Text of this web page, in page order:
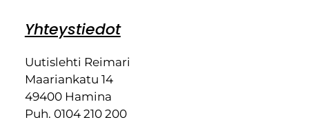
Yhteystiedot
Uutislehti Reimari
Maariankatu 14
49400 Hamina
Puh. 0104 210 200